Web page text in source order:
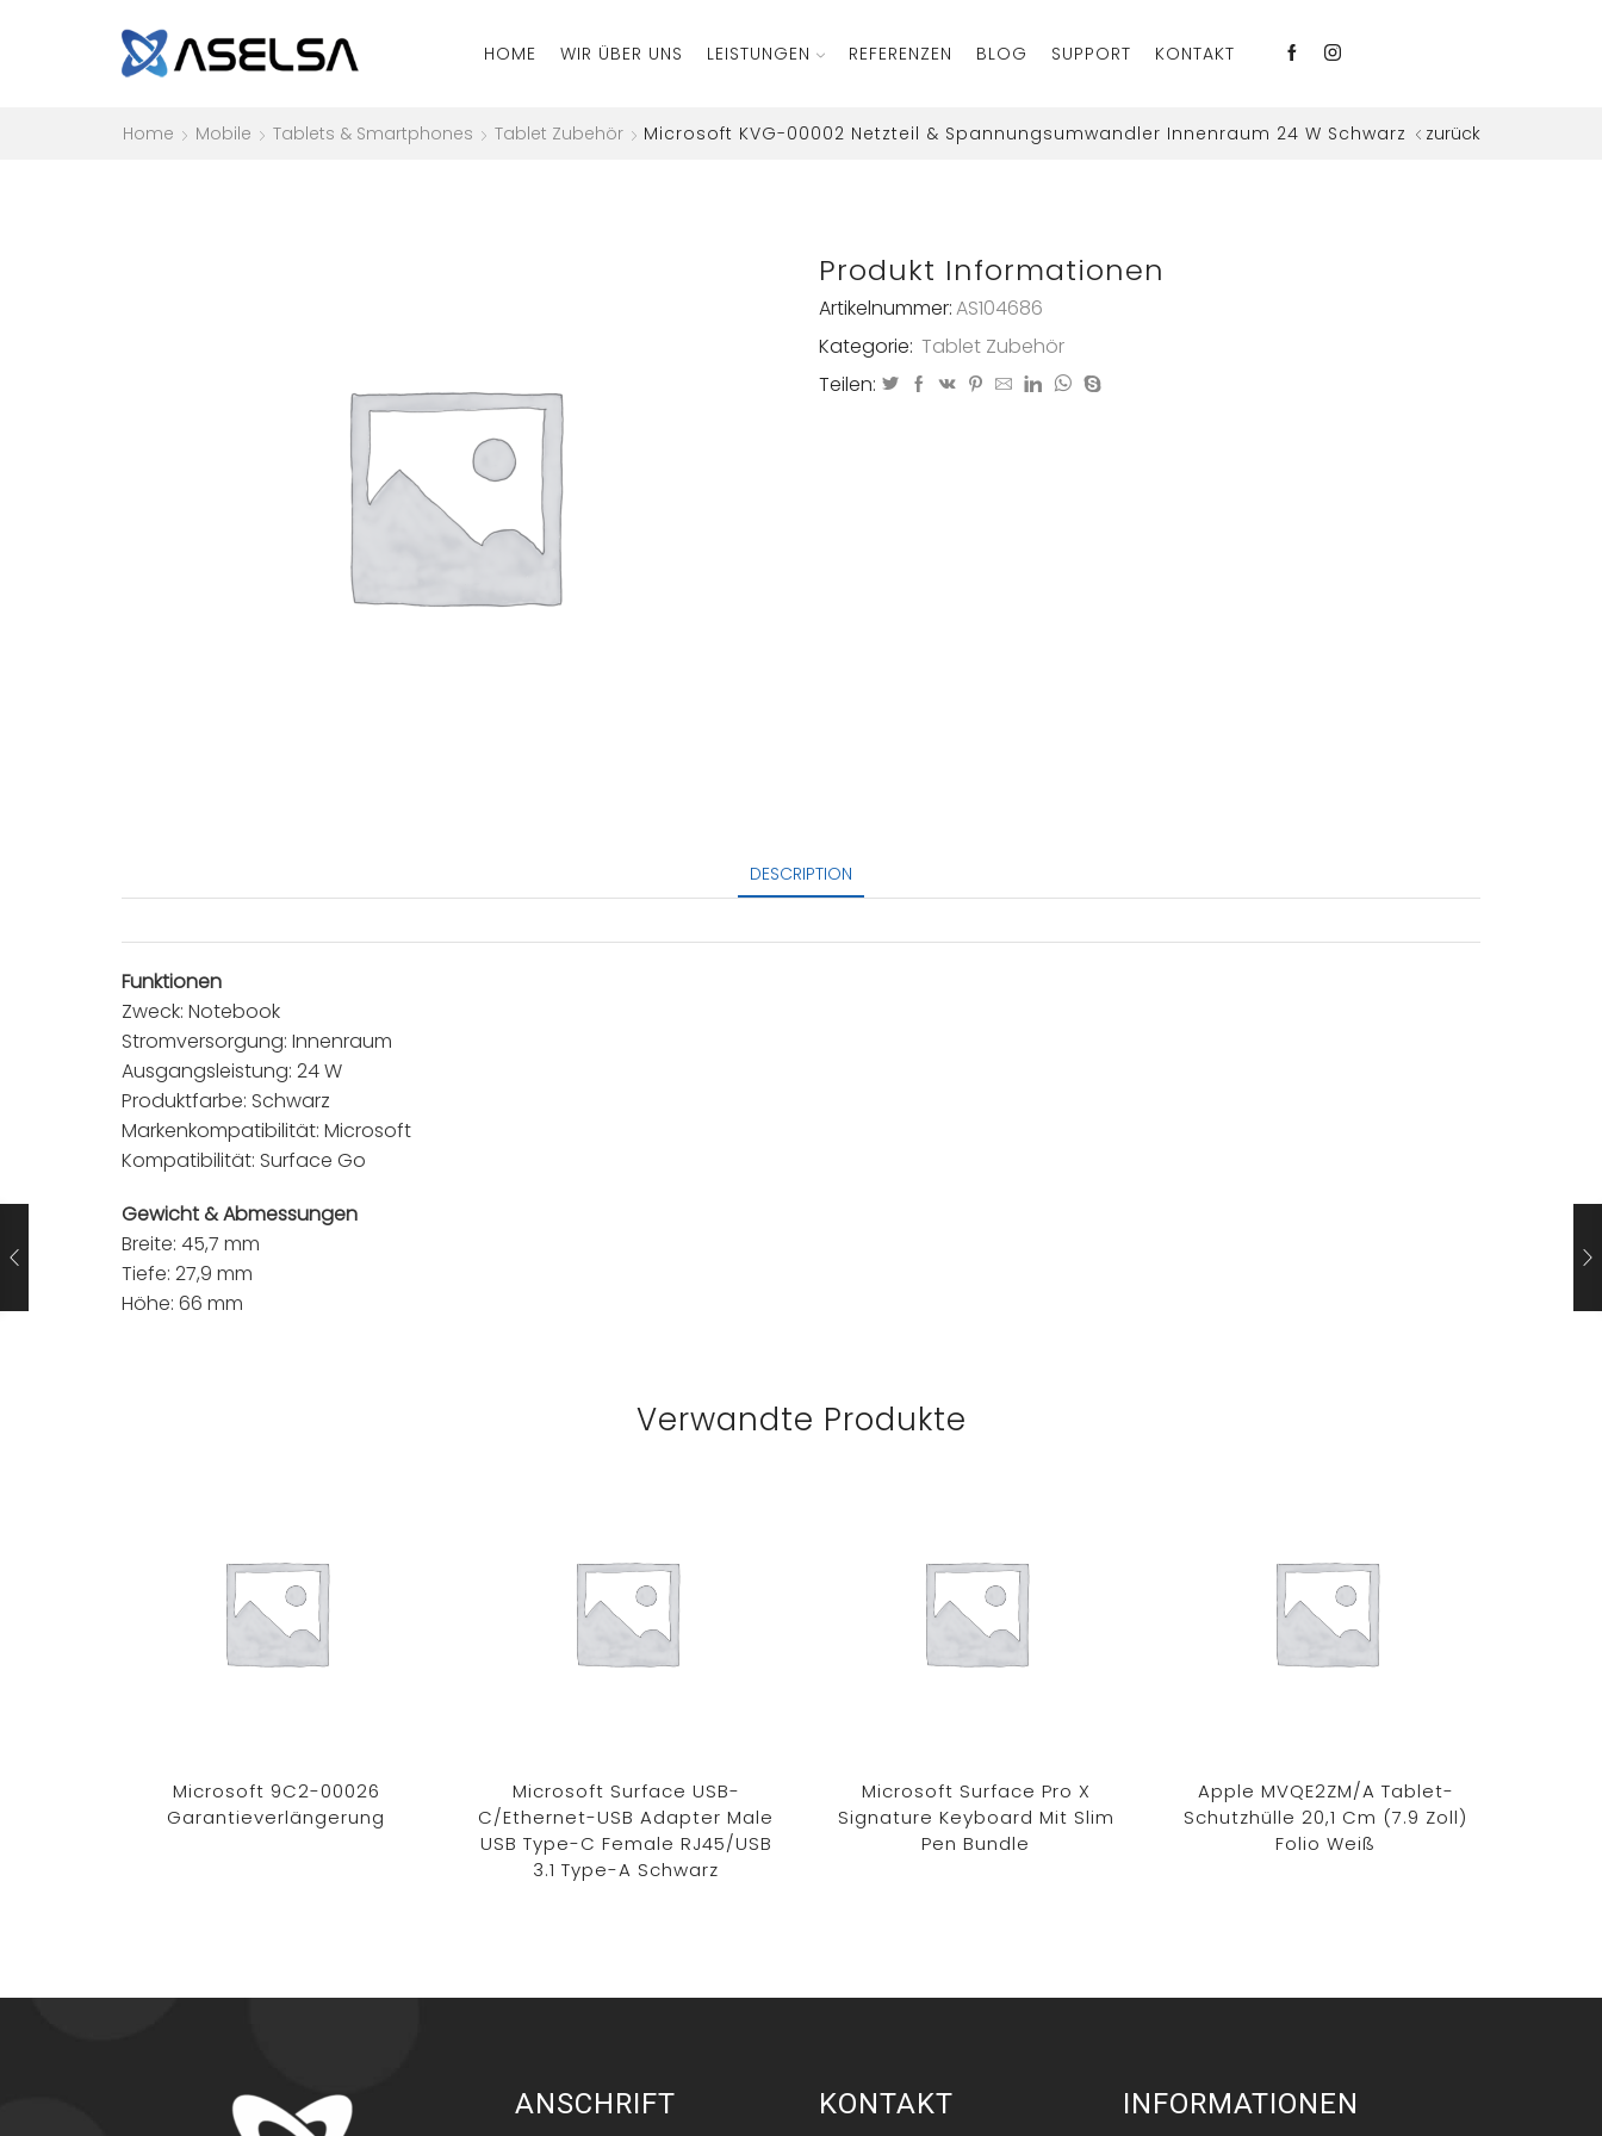
HOME WIR ÜBER UNS LEISTUNGEN REFERENZEN BLOG SUPPORT KONTAKT
Home Mobile Tablets & Smartphones Tablet Zubehör Microsoft KVG-00002 Netzteil & Spannungsumwandler Innenraum 24 W Schwarz zurück
Produkt Informationen
Artikelnummer:AS104686
Kategorie: Tablet Zubehör
Teilen:
DESCRIPTION
Funktionen
Zweck: Notebook
Stromversorgung: Innenraum
Ausgangsleistung: 24 W
Produktfarbe: Schwarz
Markenkompatibilität: Microsoft
Kompatibilität: Surface Go
Gewicht & Abmessungen
Breite: 45,7 mm
Tiefe: 27,9 mm
Höhe: 66 mm
Verwandte Produkte
Microsoft 9C2-00026
Garantieverlängerung
Microsoft Surface USB-
C/Ethernet-USB Adapter Male
USB Type-C Female RJ45/USB
3.1 Type-A Schwarz
Microsoft Surface Pro X
Signature Keyboard Mit Slim
Pen Bundle
Apple MVQE2ZM/A Tablet-
Schutzhülle 20,1 Cm (7.9 Zoll)
Folio Weiß
ANSCHRIFT KONTAKT INFORMATIONEN